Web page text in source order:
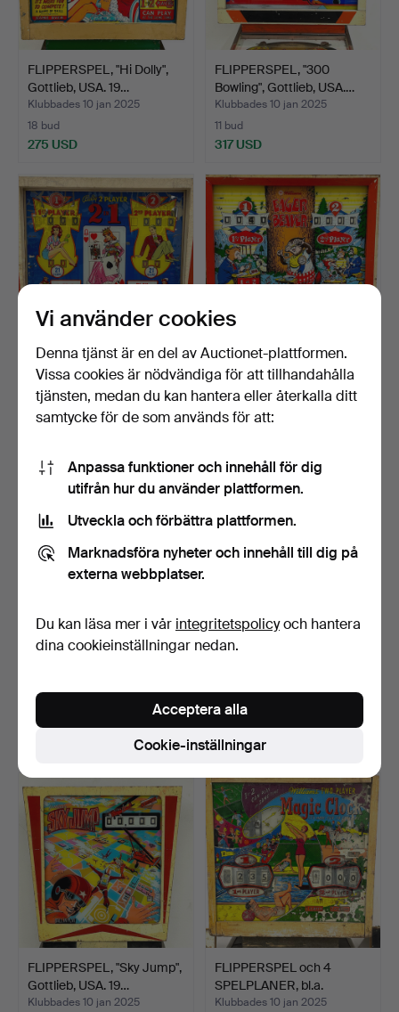
FLIPPERSPEL, "Hi Dolly",
Gottlieb, USA. 19…
Klubbades 10 jan 2025
18 bud
275 USD
FLIPPERSPEL, "300
Bowling", Gottlieb, USA.…
Klubbades 10 jan 2025
11 bud
317 USD
FLIPPERSPEL, "2 in 1", Bally,
USA. 1964.
Klubbades 10 jan 2025
14 bud
FLIPPERSPEL, "Eager
Beaver", Williams, USA…
Klubbades 10 jan 2025
15 bud
Klubbades 10 jan 2025
17 bud
Klubbades 10 jan 2025
275 USD
FLIPPERSPEL, "Sky Jump",
Gottlieb, USA. 19…
Klubbades 10 jan 2025
FLIPPERSPEL och 4
SPELPLANER, bl.a.
"Magic…
Klubbades 10 jan 2025
Vi använder cookies
Denna tjänst är en del av Auctionet-plattformen.
Vissa cookies är nödvändiga för att tillhandahålla
tjänsten, medan du kan hantera eller återkalla ditt
samtycke för de som används för att:
Anpassa funktioner och innehåll för dig
utifrån hur du använder plattformen.
Utveckla och förbättra plattformen.
Marknadsföra nyheter och innehåll till dig på
externa webbplatser.
Du kan läsa mer i vår integritetspolicyoch hantera
dina cookieinställningar nedan.
Cookie-inställningar
Acceptera alla